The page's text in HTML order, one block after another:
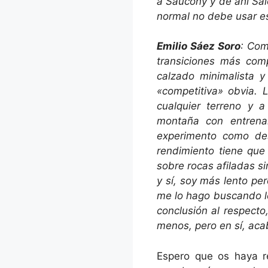
normal no debe usar
Emilio Sáez Soro:
transiciones más
calzado minimalista
«competitiva» obvia.
cualquier terreno y
montaña con
experimento como
rendimiento tiene
sobre rocas afiladas
y sí, soy más lento
me lo hago buscando
conclusión al
menos, pero en sí,
Espero que os haya